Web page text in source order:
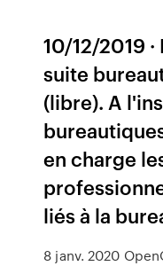
10/12/2019
suite
(libre). A
en charge
liés à la
8 janv. 2020